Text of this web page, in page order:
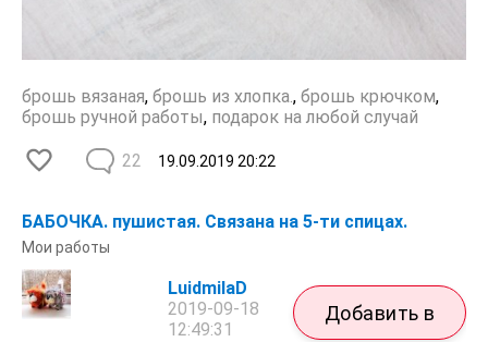
брошь вязаная, брошь из хлопка., брошь крючком,
брошь ручной работы, подарок на любой случай
19.09.2019 20:22
22
БАБОЧКА. пушистая. Связана на 5-ти спицах.
Мои работы
LuidmilaD
2019-09-18
12:49:31
Добавить в